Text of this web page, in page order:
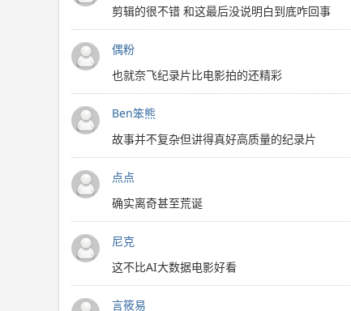
剪辑的很不错 和这最后没说明白到底咋回事
偶粉
也就奈飞纪录片比电影拍的还精彩
Ben笨熊
故事并不复杂但讲得真好高质量的纪录片
点点
确实离奇甚至荒诞
尼克
这不比AI大数据电影好看
言筱易